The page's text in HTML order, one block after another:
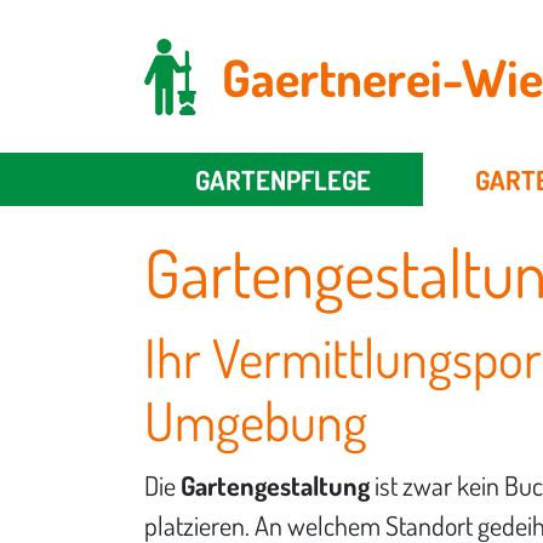
Gaertnerei-
GARTENPFLEGE
Ihr
Umgebung
DieGartengestaltungist zwar kein
platzieren. An welchem Standort